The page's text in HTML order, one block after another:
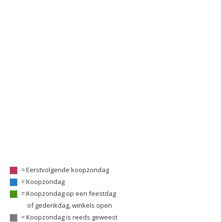
= Eerstvolgende koopzondag
= Koopzondag
= Koopzondag op een feestdag
of gedenkdag, winkels open
= Koopzondag is reeds geweest